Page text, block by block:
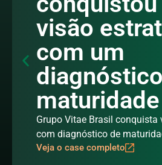
visão
com um
Grupo Vitae Brasil conquista
com diagnóstico de
Veja o case completo